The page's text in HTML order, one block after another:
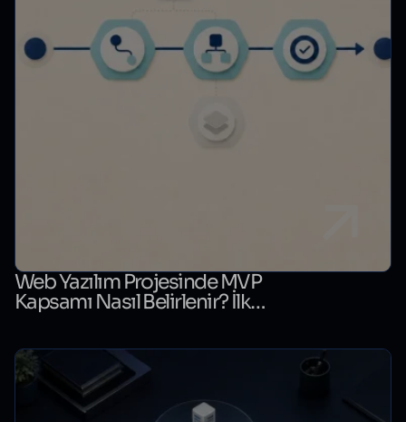
Web Yazılım Projesinde MVP
Kapsamı Nasıl Belirlenir? İlk